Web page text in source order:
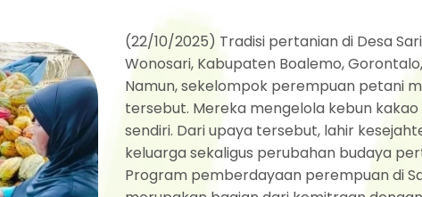
(22/10/2025) Tradisi pertanian di Desa
Wonosari, Kabupaten Boalemo,
Namun, sekelompok perempuan petani
tersebut. Mereka mengelola kebun
sendiri. Dari upaya tersebut, lahir
keluarga sekaligus perubahan budaya
Program pemberdayaan perempuan di